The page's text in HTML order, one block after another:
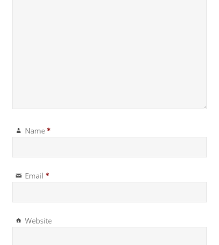
Name *
Email *
Website